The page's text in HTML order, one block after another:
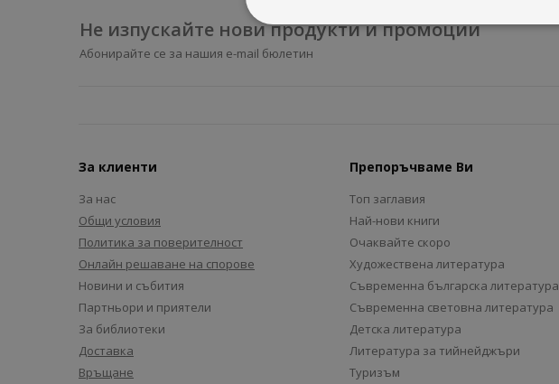
Не изпускайте нови продукти и промоции
Абонирайте се за нашия e-mail бюлетин
За клиенти
За нас
Общи условия
Политика за поверителност
Онлайн решаване на спорове
Новини и събития
Партньори и приятели
За библиотеки
Доставка
Връщане
Препоръчваме Ви
Топ заглавия
Най-нови книги
Очаквайте скоро
Художествена литература
Съвременна българска литература
Съвременна световна литература
Детска литература
Литература за тийнейджъри
Туризъм